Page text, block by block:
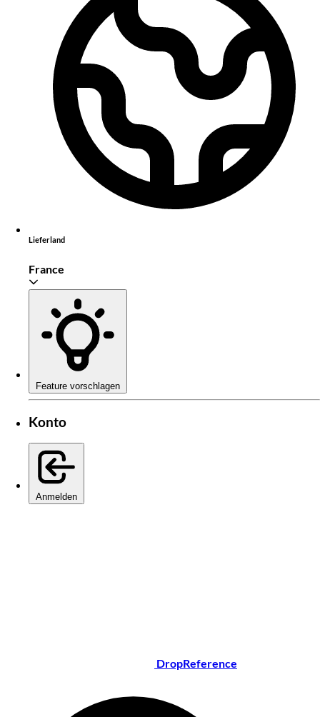
Lieferland
France
Feature vorschlagen
Konto
Anmelden
DropReference